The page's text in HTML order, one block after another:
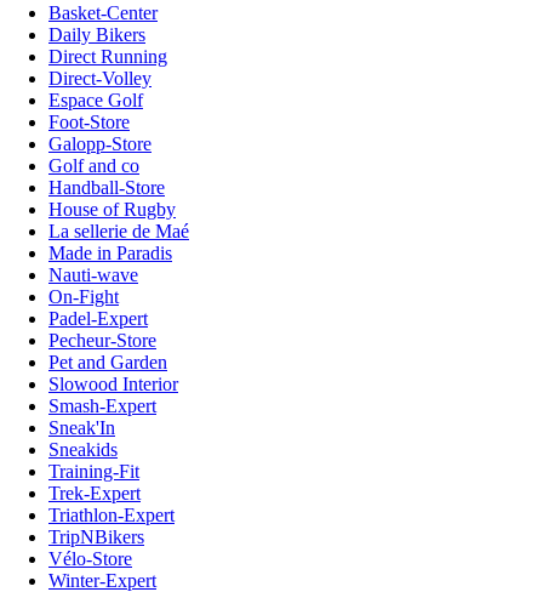
Basket-Center
Daily Bikers
Direct Running
Direct-Volley
Espace Golf
Foot-Store
Galopp-Store
Golf and co
Handball-Store
House of Rugby
La sellerie de Maé
Made in Paradis
Nauti-wave
On-Fight
Padel-Expert
Pecheur-Store
Pet and Garden
Slowood Interior
Smash-Expert
Sneak'In
Sneakids
Training-Fit
Trek-Expert
Triathlon-Expert
TripNBikers
Vélo-Store
Winter-Expert